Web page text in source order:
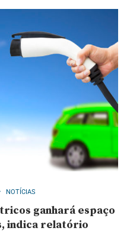
NOTÍCIAS
ganhará espaço
indica relatório